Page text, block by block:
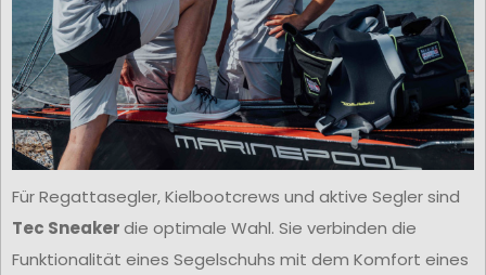
Für Regattasegler, Kielbootcrews und aktive Segler sind
Tec Sneakerdie optimale Wahl. Sie verbinden die
Funktionalität eines Segelschuhs mit dem Komfort eines